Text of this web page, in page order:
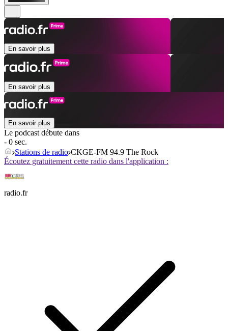
En savoir plus
En savoir plus
En savoir plus
Le podcast débute dans
- 0 sec.
Stations de radio CKGE-FM 94.9 The Rock
Écoutez gratuitement cette radio dans l'application :
radio.fr